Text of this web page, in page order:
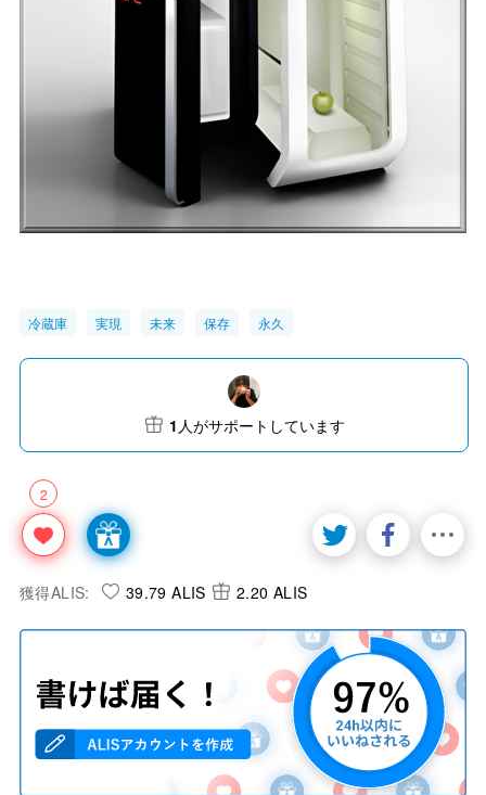
冷蔵庫 実現 未来 保存 永久
2
1 人がサポートしています
獲得ALIS: 39.79 ALIS 2.20 ALIS